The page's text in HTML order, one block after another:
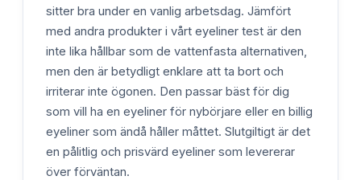
sitter bra under en vanlig arbetsdag. Jämfört
med andra produkter i vårt eyeliner test är den
inte lika hållbar som de vattenfasta alternativen,
men den är betydligt enklare att ta bort och
irriterar inte ögonen. Den passar bäst för dig
som vill ha en eyeliner för nybörjare eller en billig
eyeliner som ändå håller måttet. Slutgiltigt är det
en pålitlig och prisvärd eyeliner som levererar
över förväntan.